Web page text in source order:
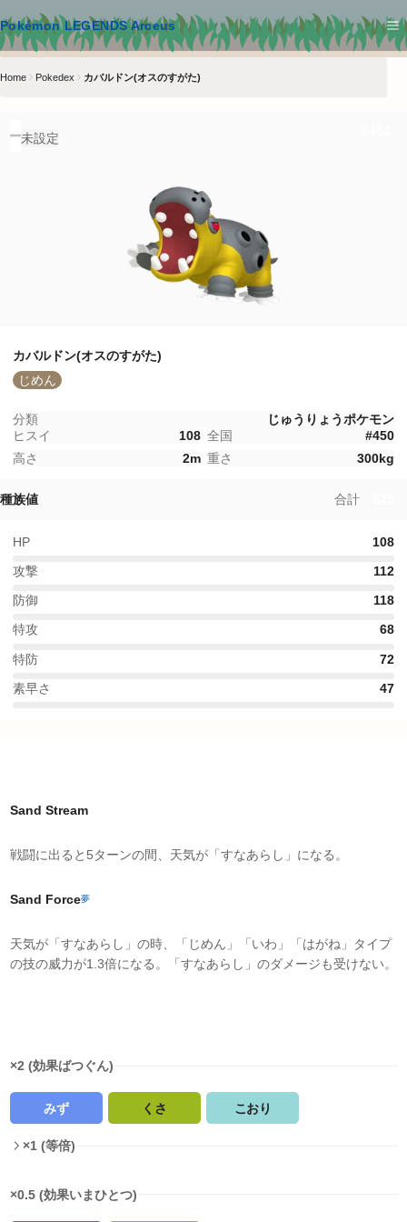
Pokémon LEGENDS Arceus
メインコンテンツへスキップ
Home Pokedex カバルドン(オスのすがた)
未設定
カバルドン(オスのすがた)
じめん
分類
じゅうりょうポケモン
ヒスイ
108 全国 #450
高さ
2m 重さ 300kg
種族値 合計
HP 108
攻撃 112
防御 118
特攻 68
特防 72
素早さ 47
Sand Stream
戦闘に出ると5ターンの間、天気が「すなあらし」になる。
Sand Force夢
天気が「すなあらし」の時、「じめん」「いわ」「はがね」タイプ
の技の威力が1.3倍になる。「すなあらし」のダメージも受けない。
×2 (効果ばつぐん)
みず くさ こおり
×1 (等倍)
×0.5 (効果いまひとつ)